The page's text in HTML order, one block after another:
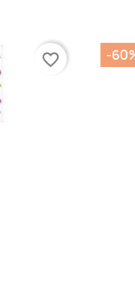
favorite_border -